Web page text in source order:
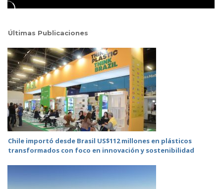
Últimas Publicaciones
Chile importó desde Brasil US$112 millones en plásticos
transformados con foco en innovación y sostenibilidad